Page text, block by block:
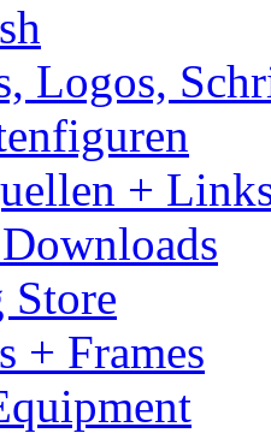
Logos,
+
Store
+ Frames